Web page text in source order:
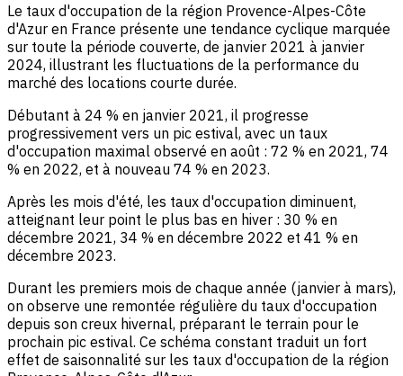
Le taux d'occupation de la région Provence-Alpes-Côte
d'Azur en France présente une tendance cyclique marquée
sur toute la période couverte, de janvier 2021 à janvier
2024, illustrant les fluctuations de la performance du
marché des locations courte durée.
Débutant à 24 % en janvier 2021, il progresse
progressivement vers un pic estival, avec un taux
d'occupation maximal observé en août : 72 % en 2021, 74
% en 2022, et à nouveau 74 % en 2023.
Après les mois d'été, les taux d'occupation diminuent,
atteignant leur point le plus bas en hiver : 30 % en
décembre 2021, 34 % en décembre 2022 et 41 % en
décembre 2023.
Durant les premiers mois de chaque année (janvier à mars),
on observe une remontée régulière du taux d'occupation
depuis son creux hivernal, préparant le terrain pour le
prochain pic estival. Ce schéma constant traduit un fort
effet de saisonnalité sur les taux d'occupation de la région